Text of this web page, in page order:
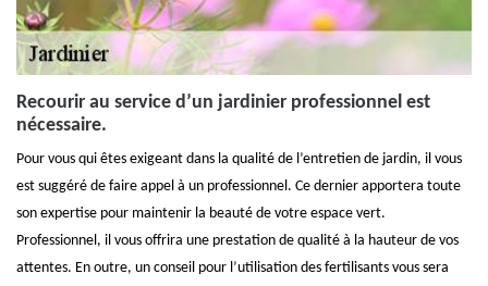
Recourir au service d’un jardinier professionnel est
nécessaire.
Pour vous qui êtes exigeant dans la qualité de l’entretien de jardin, il vous
est suggéré de faire appel à un professionnel. Ce dernier apportera toute
son expertise pour maintenir la beauté de votre espace vert.
Professionnel, il vous offrira une prestation de qualité à la hauteur de vos
attentes. En outre, un conseil pour l’utilisation des fertilisants vous sera